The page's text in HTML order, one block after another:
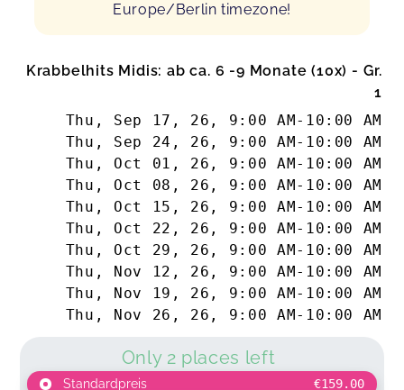
Europe/Berlin timezone!
Krabbelhits Midis: ab ca. 6 -9 Monate (10x) - Gr.
1
Thu, Sep 17, 26 , 9:00 AM- 10:00 AM
Thu, Sep 24, 26 , 9:00 AM- 10:00 AM
Thu, Oct 01, 26 , 9:00 AM- 10:00 AM
Thu, Oct 08, 26 , 9:00 AM- 10:00 AM
Thu, Oct 15, 26 , 9:00 AM- 10:00 AM
Thu, Oct 22, 26 , 9:00 AM- 10:00 AM
Thu, Oct 29, 26 , 9:00 AM- 10:00 AM
Thu, Nov 12, 26 , 9:00 AM- 10:00 AM
Thu, Nov 19, 26 , 9:00 AM- 10:00 AM
Thu, Nov 26, 26 , 9:00 AM- 10:00 AM
Only 2 places left
Standardpreis €159.00